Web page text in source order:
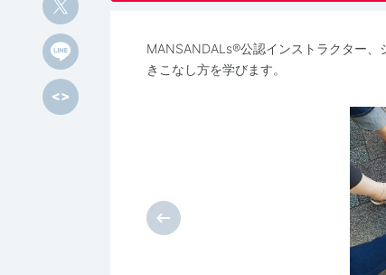
MANSANDALs®️公認インストラクター
きこなし方を学びます。